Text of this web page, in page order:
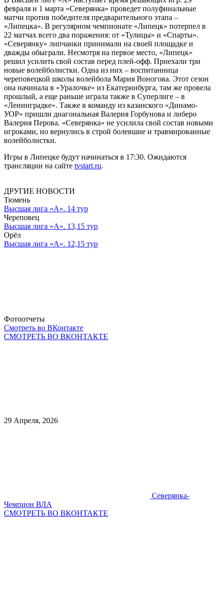
февраля и 1 марта «Северянка» проведет полуфинальные
матчи против победителя предварительного этапа –
«Липецка». В регулярном чемпионате «Липецк» потерпел в
22 матчах всего два поражения: от «Тулицы» и «Спарты».
«Северянку» липчанки принимали на своей площадке и
дважды обыграли. Несмотря на первое место, «Липецк»
решил усилить свой состав перед плей-офф. Приехали три
новые волейболистки. Одна из них – воспитанница
череповецкой школы волейбола Мария Воногова. Этот сезон
она начинала в «Уралочке» из Екатеринбурга, там же провела
прошлый, а еще раньше играла также в Суперлиге – в
«Ленинградке». Также в команду из казанского «Динамо-
УОР» пришли диагональная Валерия Горбунова и либеро
Валерия Перова. «Северянка» не усилила свой состав новыми
игроками, но вернулись в строй болевшие и травмированные
волейболистки.
Игры в Липецке будут начинаться в 17:30. Ожидаются
трансляции на сайте tvstart.ru.
ДРУГИЕ НОВОСТИ
Тюмень
Высшая лига «А». 14 тур
Череповец
Высшая лига «А». 13,15 тур
Орёл
Высшая лига «А». 12,15 тур
Фотоотчеты
Смотреть во ВКонтакте
СМОТРЕТЬ ВО ВКОНТАКТЕ
29 Апреля, 2026
Северянка-
Чемпион ВЛА
СМОТРЕТЬ ВО ВКОНТАКТЕ